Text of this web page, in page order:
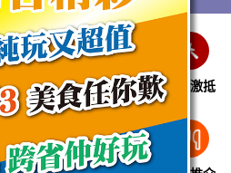
即時特惠 休閒娛樂 會員激抵